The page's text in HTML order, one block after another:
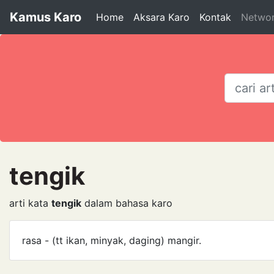
Kamus Karo Home Aksara Karo Kontak
tengik
arti kata tengik dalam bahasa karo
rasa - (tt ikan, minyak, daging) mangir.